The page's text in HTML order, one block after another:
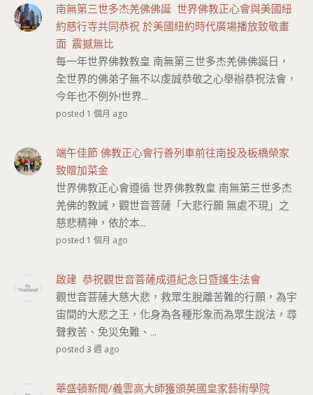
南無第三世多杰羌佛佛誕 世界佛教正心會與美國紐
約慈行寺共同恭祝 於美國紐約時代廣場播放致敬畫
面 震撼無比
每一年世界佛教教皇 南無第三世多杰羌佛佛誕日，
全世界的佛弟子無不以虔誠恭敬之心舉辦恭祝法會，
今年也不例外!世界...
posted 1 個月 ago
端午佳節 佛教正心會行善列車前往南投及板橋榮家
致贈加菜金
世界佛教正心會遵循 世界佛教教皇 南無第三世多杰
羌佛的教誡，觀世音菩薩「大悲行願 無處不現」之
慈悲精神，依於本...
posted 1 個月 ago
啟建 恭祝觀世音菩薩成道紀念日暨護生法會
觀世音菩薩大慈大悲，救眾生脫離苦難的行願，為宇
宙間的大悲之王，化身為各種形象而為眾生說法，尋
聲救苦、免災免難、...
posted 3 週 ago
華盛頓新聞/義雲高大師獲頒英國皇家藝術學院